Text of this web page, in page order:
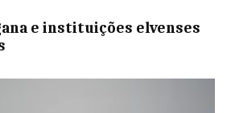
e instituições elvenses